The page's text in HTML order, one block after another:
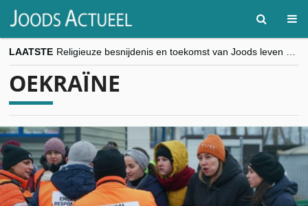
LAATSTE
“Besnijdenisdebat toont hoe moeilijk seculiere Westen minderheden begrijpt”, Jinnih Beels (Vooruit)
OEKRAÏNE